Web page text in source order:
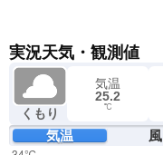
実況天気・観測値
くもり
気温
25.2
℃
気温 風